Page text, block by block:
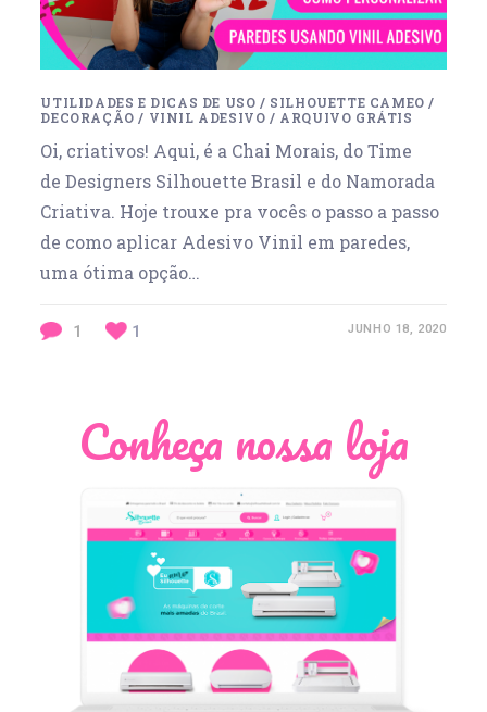
UTILIDADES E DICAS DE USO / SILHOUETTE CAMEO /
DECORAÇÃO / VINIL ADESIVO / ARQUIVO GRÁTIS
Oi, criativos! Aqui, é a Chai Morais, do Time
de Designers Silhouette Brasil e do Namorada
Criativa. Hoje trouxe pra vocês o passo a passo
de como aplicar Adesivo Vinil em paredes,
uma ótima opção…
1 1 JUNHO 18, 2020
Conheça nossa loja
Léia Pastori